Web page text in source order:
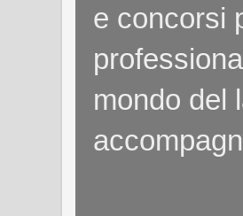
e concorsi
mondo del